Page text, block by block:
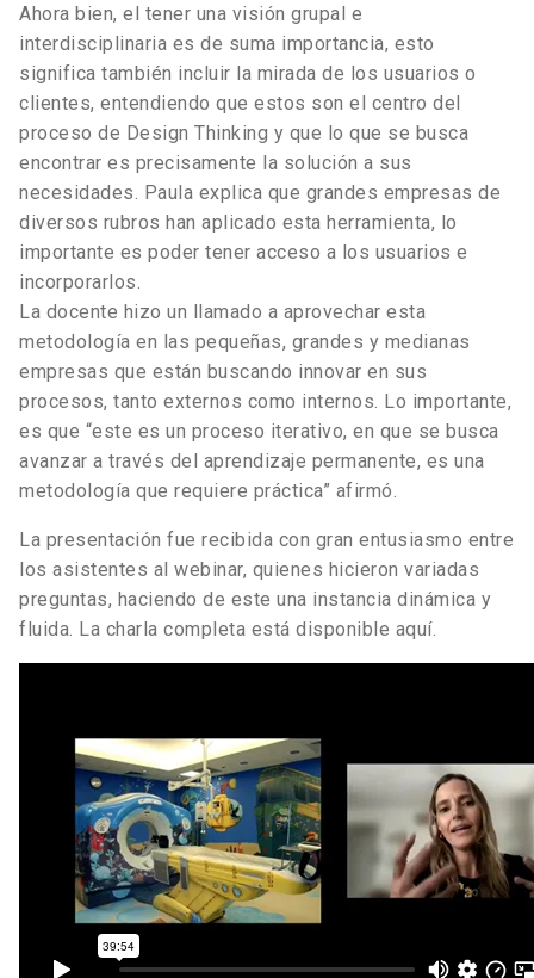
Ahora bien, el tener una visión grupal e
interdisciplinaria es de suma importancia, esto
significa también incluir la mirada de los usuarios o
clientes, entendiendo que estos son el centro del
proceso de Design Thinking y que lo que se busca
encontrar es precisamente la solución a sus
necesidades. Paula explica que grandes empresas de
diversos rubros han aplicado esta herramienta, lo
importante es poder tener acceso a los usuarios e
incorporarlos.
La docente hizo un llamado a aprovechar esta
metodología en las pequeñas, grandes y medianas
empresas que están buscando innovar en sus
procesos, tanto externos como internos. Lo importante,
es que “este es un proceso iterativo, en que se busca
avanzar a través del aprendizaje permanente, es una
metodología que requiere práctica” afirmó.
La presentación fue recibida con gran entusiasmo entre
los asistentes al webinar, quienes hicieron variadas
preguntas, haciendo de este una instancia dinámica y
fluida. La charla completa está disponible aquí.